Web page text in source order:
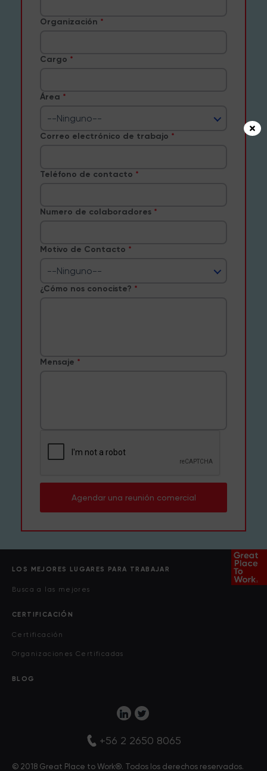
Organización
Cargo
Área
--Ninguno--
Correo electrónico de trabajo
Teléfono de contacto
Numero de colaboradores
Motivo de Contacto
--Ninguno--
¿Cómo nos conociste?
Mensaje
Agendar una reunión comercial
LOS MEJORES LUGARES PARA TRABAJAR
Busca a las mejores
CERTIFICACIÓN
Certificación
Organizaciones Certificadas
BLOG
+56 2 2650 8065
© 2018 Great Place to Work®. Todos los derechos reservados.